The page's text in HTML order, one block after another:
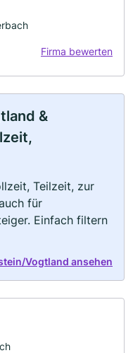
Firma bewerten
&
Teilzeit, zur
für
Einfach filtern
Vogtland ansehen